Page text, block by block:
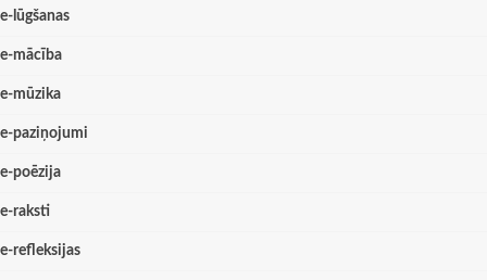
e-lūgšanas
e-mācība
e-mūzika
e-paziņojumi
e-poēzija
e-raksti
e-refleksijas